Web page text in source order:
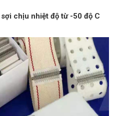
chịu nhiệt độ từ -50 độ C